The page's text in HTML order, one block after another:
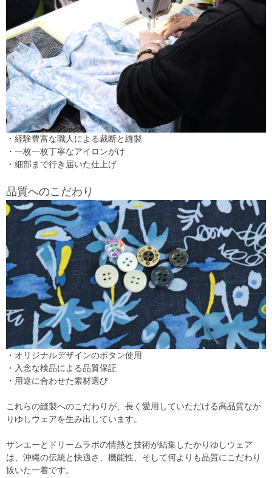
・経験豊富な職人による裁断と縫製
・一枚一枚丁寧なアイロンがけ
・細部まで行き届いた仕上げ
品質へのこだわり
・オリジナルデザインのボタン使用
・入念な検品による品質保証
・用途に合わせた素材選び
これらの縫製へのこだわりが、長く愛用していただける高品質なか
りゆしウェアを生み出しています。
サンエーとドリームラボの情熱と技術が結集したかりゆしウェア
は、沖縄の伝統と快適さ、機能性、そして何よりも品質にこだわり
抜いた一着です。